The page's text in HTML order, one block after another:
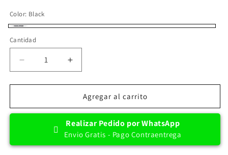
Color: Black
Cantidad
Cantidad
Reducir
cantidad
para
MARK
Original
Aumentar
cantidad
para
Reloj
MARK
FAIRWHALE
Urbano
Deportivo
Original
Agregar al carrito
Realizar Pedido por WhatsApp
Envio Gratis - Pago Contraentrega